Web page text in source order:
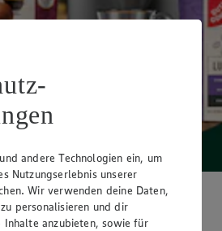
der Woche:
andere Technologien ein, um
Nutzungserlebnis unserer
Wir verwenden deine Daten,
personalisieren und dir
Inhalte anzubieten, sowie für